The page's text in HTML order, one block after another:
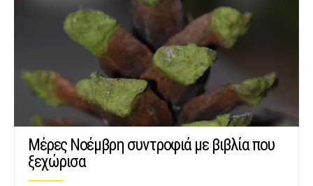
Μέρες Νοέμβρη συντροφιά με βιβλία που
ξεχώρισα